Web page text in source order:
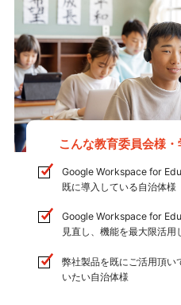
こんな教育委員会様・
Google Workspace for
既に導入している自治体様
Google Workspace for
見直し、機能を最大限活用
弊社製品を既にご活用頂い
いたい自治体様